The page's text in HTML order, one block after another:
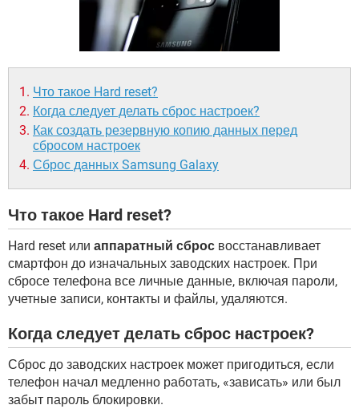
Что такое Hard reset?
Когда следует делать сброс настроек?
Как создать резервную копию данных перед
сбросом настроек
Сброс данных Samsung Galaxy
Что такое Hard reset?
Hard reset или аппаратный сброс восстанавливает
смартфон до изначальных заводских настроек. При
сбросе телефона все личные данные, включая пароли,
учетные записи, контакты и файлы, удаляются.
Когда следует делать сброс настроек?
Сброс до заводских настроек может пригодиться, если
телефон начал медленно работать, «зависать­» или был
забыт пароль блокировки.